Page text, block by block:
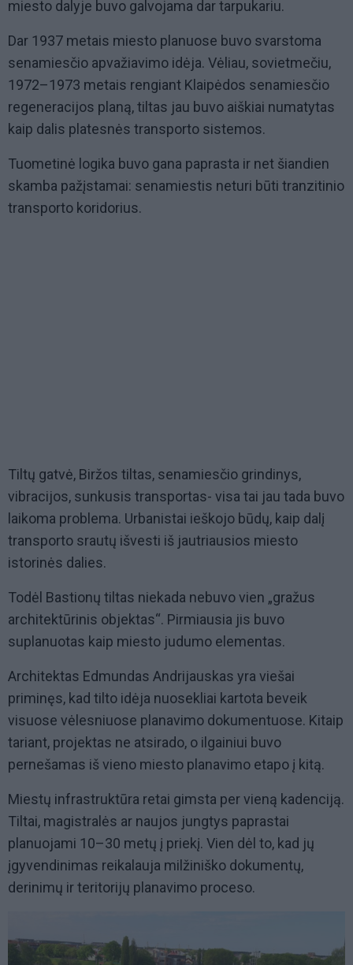
miesto dalyje buvo galvojama dar tarpukariu.
Dar 1937 metais miesto planuose buvo svarstoma
senamiesčio apvažiavimo idėja. Vėliau, sovietmečiu,
1972–1973 metais rengiant Klaipėdos senamiesčio
regeneracijos planą, tiltas jau buvo aiškiai numatytas
kaip dalis platesnės transporto sistemos.
Tuometinė logika buvo gana paprasta ir net šiandien
skamba pažįstamai: senamiestis neturi būti tranzitinio
transporto koridorius.
Tiltų gatvė, Biržos tiltas, senamiesčio grindinys,
vibracijos, sunkusis transportas- visa tai jau tada buvo
laikoma problema. Urbanistai ieškojo būdų, kaip dalį
transporto srautų išvesti iš jautriausios miesto
istorinės dalies.
Todėl Bastionų tiltas niekada nebuvo vien „gražus
architektūrinis objektas“. Pirmiausia jis buvo
suplanuotas kaip miesto judumo elementas.
Architektas Edmundas Andrijauskas yra viešai
priminęs, kad tilto idėja nuosekliai kartota beveik
visuose vėlesniuose planavimo dokumentuose. Kitaip
tariant, projektas ne atsirado, o ilgainiui buvo
pernešamas iš vieno miesto planavimo etapo į kitą.
Miestų infrastruktūra retai gimsta per vieną kadenciją.
Tiltai, magistralės ar naujos jungtys paprastai
planuojami 10–30 metų į priekį. Vien dėl to, kad jų
įgyvendinimas reikalauja milžiniško dokumentų,
derinimų ir teritorijų planavimo proceso.